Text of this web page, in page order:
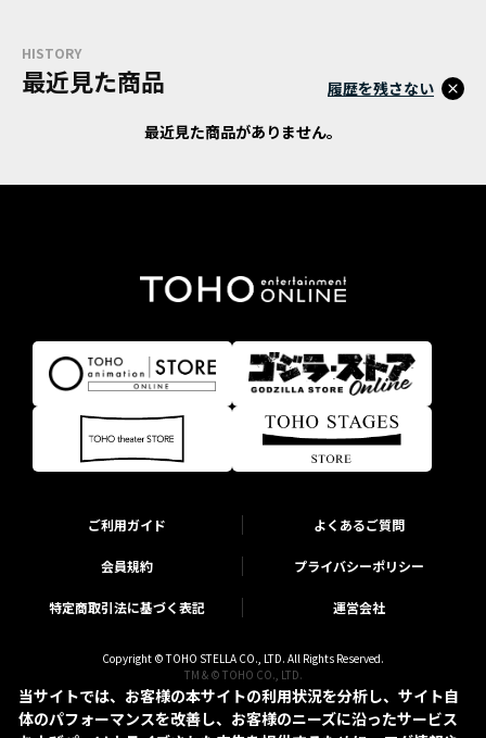
HISTORY
最近見た商品
最近見た商品がありません。
履歴を残さない
ご利用ガイド よくあるご質問
会員規約 プライバシーポリシー
特定商取引法に基づく表記 運営会社
Copyright © TOHO STELLA CO., LTD. All Rights Reserved.
TM & © TOHO CO., LTD.
当サイトでは、お客様の本サイトの利用状況を分析し、サイト自
体のパフォーマンスを改善し、お客様のニーズに沿ったサービス